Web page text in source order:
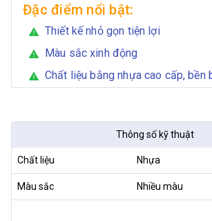
Đặc điểm nổi bật:
warning Thiết kế nhỏ gọn tiện lợi
warning Màu sắc xinh động
warning Chất liệu bằng nhựa cao cấp, bền
Thông số kỹ thuật
Chất liệu Nhựa
Màu sắc Nhiều màu